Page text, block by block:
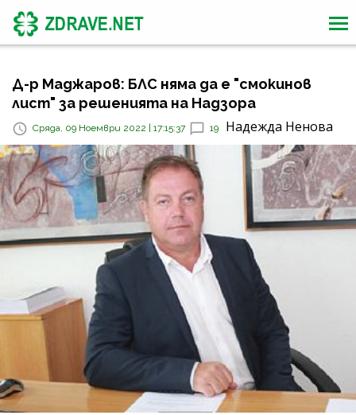
Д-р Маджаров: БЛС няма да е "смокинов
лист" за решенията на Надзора
Сряда, 09 Ноември 2022 | 17:15:37 19 Надежда Ненова